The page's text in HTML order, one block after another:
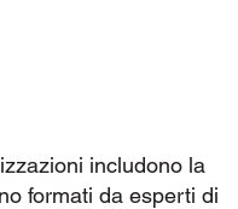
includono la
formati da esperti di